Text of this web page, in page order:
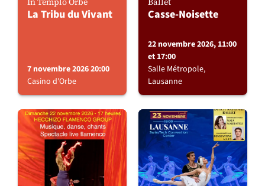
La Tribu du Vivant
7 novembre 2026 20:00
Casino d'Orbe
Casse-Noisette
22 novembre 2026, 11:00
et 17:00
Salle Métropole,
Lausanne